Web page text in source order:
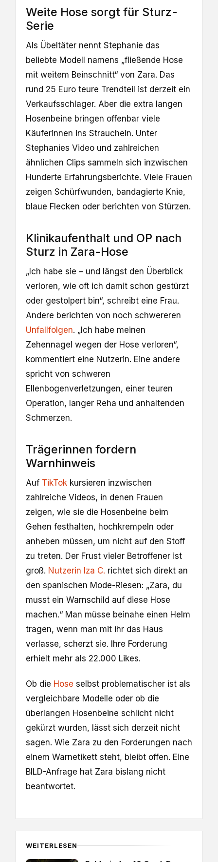
Weite Hose sorgt für Sturz-
Serie
Als Übeltäter nennt Stephanie das
beliebte Modell namens „fließende Hose
mit weitem Beinschnitt“ von Zara. Das
rund 25 Euro teure Trendteil ist derzeit ein
Verkaufsschlager. Aber die extra langen
Hosenbeine bringen offenbar viele
Käuferinnen ins Straucheln. Unter
Stephanies Video und zahlreichen
ähnlichen Clips sammeln sich inzwischen
Hunderte Erfahrungsberichte. Viele Frauen
zeigen Schürfwunden, bandagierte Knie,
blaue Flecken oder berichten von Stürzen.
Klinikaufenthalt und OP nach
Sturz in Zara-Hose
„Ich habe sie – und längst den Überblick
verloren, wie oft ich damit schon gestürzt
oder gestolpert bin“, schreibt eine Frau.
Andere berichten von noch schwereren
Unfallfolgen. „Ich habe meinen
Zehennagel wegen der Hose verloren“,
kommentiert eine Nutzerin. Eine andere
spricht von schweren
Ellenbogenverletzungen, einer teuren
Operation, langer Reha und anhaltenden
Schmerzen.
Trägerinnen fordern
Warnhinweis
Auf TikTok kursieren inzwischen
zahlreiche Videos, in denen Frauen
zeigen, wie sie die Hosenbeine beim
Gehen festhalten, hochkrempeln oder
anheben müssen, um nicht auf den Stoff
zu treten. Der Frust vieler Betroffener ist
groß. Nutzerin Iza C. richtet sich direkt an
den spanischen Mode-Riesen: „Zara, du
musst ein Warnschild auf diese Hose
machen.“ Man müsse beinahe einen Helm
tragen, wenn man mit ihr das Haus
verlasse, scherzt sie. Ihre Forderung
erhielt mehr als 22.000 Likes.
Ob die Hose selbst problematischer ist als
vergleichbare Modelle oder ob die
überlangen Hosenbeine schlicht nicht
gekürzt wurden, lässt sich derzeit nicht
sagen. Wie Zara zu den Forderungen nach
einem Warnetikett steht, bleibt offen. Eine
BILD-Anfrage hat Zara bislang nicht
beantwortet.
WEITERLESEN